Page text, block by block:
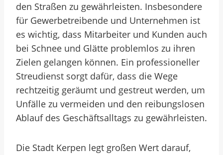
den Straßen zu gewährleisten. Insbesondere
für Gewerbetreibende und Unternehmen ist
es wichtig, dass Mitarbeiter und Kunden auch
bei Schnee und Glätte problemlos zu ihren
Zielen gelangen können. Ein professioneller
Streudienst sorgt dafür, dass die Wege
rechtzeitig geräumt und gestreut werden, um
Unfälle zu vermeiden und den reibungslosen
Ablauf des Geschäftsalltags zu gewährleisten.
Die Stadt Kerpen legt großen Wert darauf,